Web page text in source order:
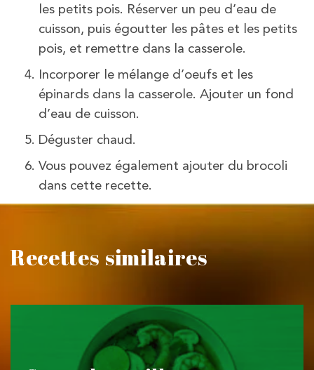
les petits pois. Réserver un peu d’eau de
cuisson, puis égoutter les pâtes et les petits
pois, et remettre dans la casserole.
Incorporer le mélange d’oeufs et les
épinards dans la casserole. Ajouter un fond
d’eau de cuisson.
Déguster chaud.
Vous pouvez également ajouter du brocoli
dans cette recette.
Recettes similaires